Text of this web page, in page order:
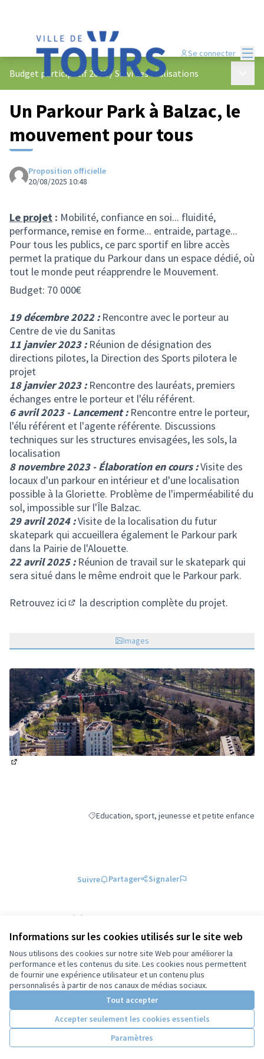
Informations sur les cookies utilisés sur le site web
Nous utilisons des cookies sur notre site Web pour améliorer la
performance et les contenus du site. Les cookies nous permettent
de fournir une expérience utilisateur et un contenu plus
personnalisés à partir de nos canaux de médias sociaux.
Tout accepter
Accepter seulement les cookies essentiels
Paramètres
Se connecter
Budget participatif 2022/Suivi des réalisations
Un Parkour Park à Balzac, le
mouvement pour tous
Proposition officielle
20/08/2025 10:48
Le projet : Mobilité, confiance en soi... fluidité,
performance, remise en forme... entraide, partage...
Pour tous les publics, ce parc sportif en libre accès
permet la pratique du Parkour dans un espace dédié, où
tout le monde peut réapprendre le Mouvement.
Budget: 70 000€
19 décembre 2022 :Rencontre avec le porteur au
Centre de vie du Sanitas
11 janvier 2023 :Réunion de désignation des
directions pilotes, la Direction des Sports pilotera le
projet
18 janvier 2023 :Rencontre des lauréats, premiers
échanges entre le porteur et l'élu référent.
6 avril 2023 - Lancement :Rencontre entre le porteur,
l'élu référent et l'agente référente. Discussions
techniques sur les structures envisagées, les sols, la
localisation
8 novembre 2023 - Élaboration en cours :Visite des
locaux d'un parkour en intérieur et d'une localisation
possible à la Gloriette. Problème de l'imperméabilité du
sol, impossible sur l'Île Balzac.
29 avril 2024 :Visite de la localisation du futur
skatepark qui accueillera également le Parkour park
dans la Pairie de l'Alouette.
22 avril 2025 : Réunion de travail sur le skatepark qui
sera situé dans le même endroit que le Parkour park.
Retrouvez ici
(S'ouvre dans un nouvel onglet)
la description complète du projet.
Images
Filtrer les résultats de la catégorie : Education,
Education, sport, jeunesse et petite enfance
Suivre Partager Signaler
Référence : tours-PROP-2026-03-2474
voir les autres versions
Vérifiez l'empreinte numérique
Conditions d'utilisation
Paramètres des cookies
Site réalisé grâce aulogiciel libre Decidim .
Licence
(Lien